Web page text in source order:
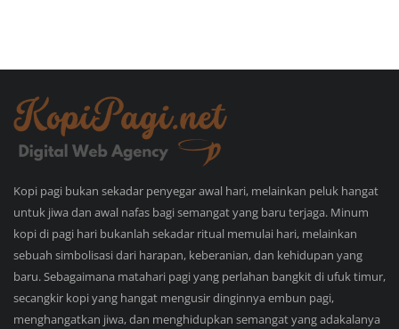
Kopi pagi bukan sekadar penyegar awal hari, melainkan peluk hangat
untuk jiwa dan awal nafas bagi semangat yang baru terjaga. Minum
kopi di pagi hari bukanlah sekadar ritual memulai hari, melainkan
sebuah simbolisasi dari harapan, keberanian, dan kehidupan yang
baru. Sebagaimana matahari pagi yang perlahan bangkit di ufuk timur,
secangkir kopi yang hangat mengusir dinginnya embun pagi,
menghangatkan jiwa, dan menghidupkan semangat yang adakalanya